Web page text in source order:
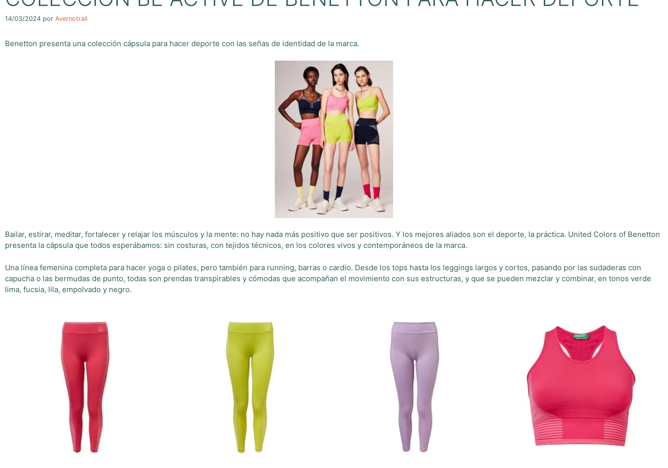
14/03/2024 por Avernotrail
Benetton presenta una colección cápsula para hacer deporte con las señas de identidad de la marca.
Bailar, estirar, meditar, fortalecer y relajar los músculos y la mente: no hay nada más positivo que ser positivos. Y los mejores aliados son el deporte, la práctica. United Colors of Benetton
presenta la cápsula que todos esperábamos: sin costuras, con tejidos técnicos, en los colores vivos y contemporáneos de la marca.
Una línea femenina completa para hacer yoga o pilates, pero también para running, barras o cardio. Desde los tops hasta los leggings largos y cortos, pasando por las sudaderas con
capucha o las bermudas de punto, todas son prendas transpirables y cómodas que acompañan el movimiento con sus estructuras, y que se pueden mezclar y combinar, en tonos verde
lima, fucsia, lila, empolvado y negro.